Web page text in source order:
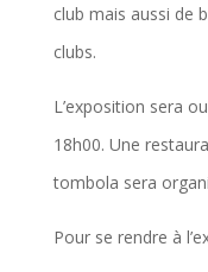
club mais aussi de
clubs.
L’exposition sera
18h00. Une
tombola sera
Pour se rendre à